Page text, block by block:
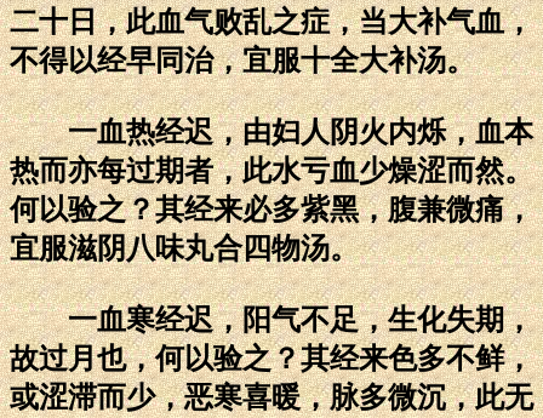
二十日，此血气败乱之症，当大补气血，
不得以经早同治，宜服十全大补汤。
一血热经迟，由妇人阴火内烁，血本
热而亦每过期者，此水亏血少燥涩而然。
何以验之？其经来必多紫黑，腹兼微痛，
宜服滋阴八味丸合四物汤。
一血寒经迟，阳气不足，生化失期，
故过月也，何以验之？其经来色多不鲜，
或涩滞而少，恶寒喜暖，脉多微沉，此无